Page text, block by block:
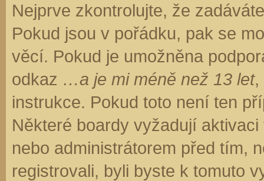
Nejprve zkontrolujte, že
Pokud jsou v pořádku, pak se
věcí. Pokud je umožněna
odkaz …a je mi méně než 13 let,
instrukce. Pokud toto není ten
Některé boardy vyžadují
nebo administrátorem před tím,
registrovali, byli byste k tomuto